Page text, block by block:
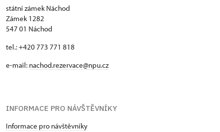
státní zámek Náchod
Zámek 1282
547 01 Náchod
tel.: +420 773 771 818
e-mail: nachod.rezervace@npu.cz
INFORMACE PRO NÁVŠTĚVNÍKY
Informace pro návštěvníky